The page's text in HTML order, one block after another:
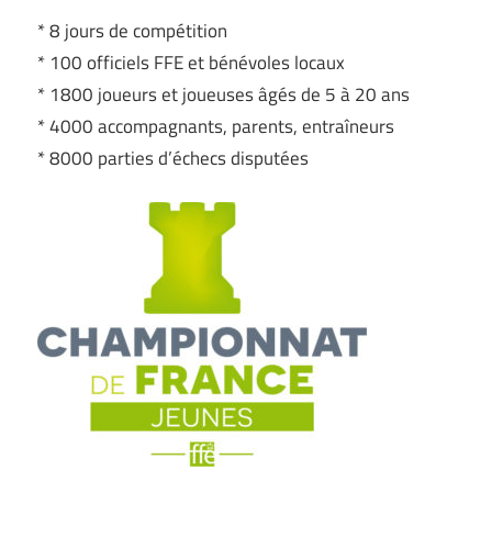
* 8 jours de compétition
* 100 officiels FFE et bénévoles locaux
* 1800 joueurs et joueuses âgés de 5 à 20 ans
* 4000 accompagnants, parents, entraîneurs
* 8000 parties d’échecs disputées